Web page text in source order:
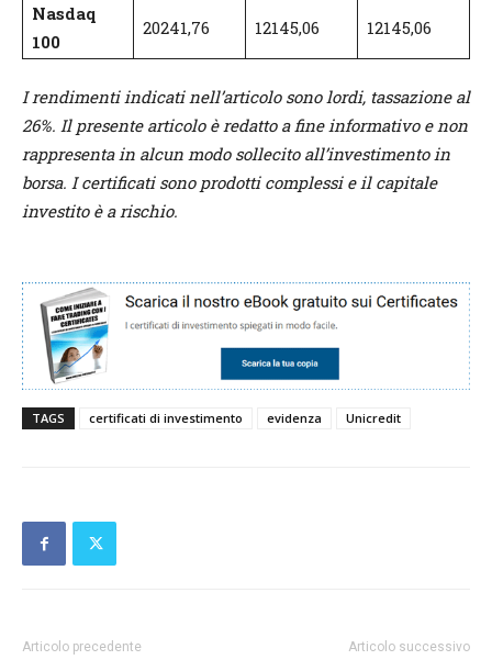
Nasdaq
100
20241,76 12145,06 12145,06
I rendimenti indicati nell’articolo sono lordi, tassazione al
26%. Il presente articolo è redatto a fine informativo e non
rappresenta in alcun modo sollecito all’investimento in
borsa. I certificati sono prodotti complessi e il capitale
investito è a rischio.
TAGS certificati di investimento evidenza Unicredit
Articolo precedente Articolo successivo